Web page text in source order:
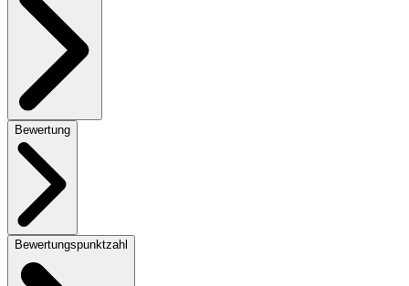
Bewertung
Bewertungspunktzahl